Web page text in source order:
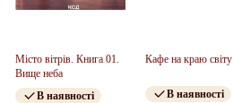
Місто вітрів. Книга 01.
Вище неба
В наявності
Кафе на краю світу
В наявності